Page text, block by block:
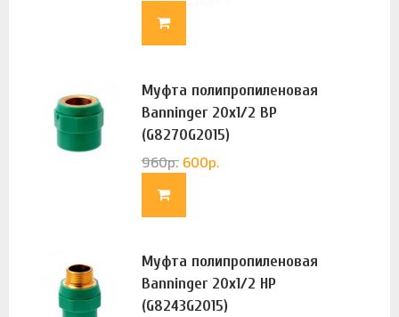
Муфта полипропиленовая
Banninger 20х1/2 ВР
(G8270G2015)
960р. 600р.
Муфта полипропиленовая
Banninger 20х1/2 НР
(G8243G2015)